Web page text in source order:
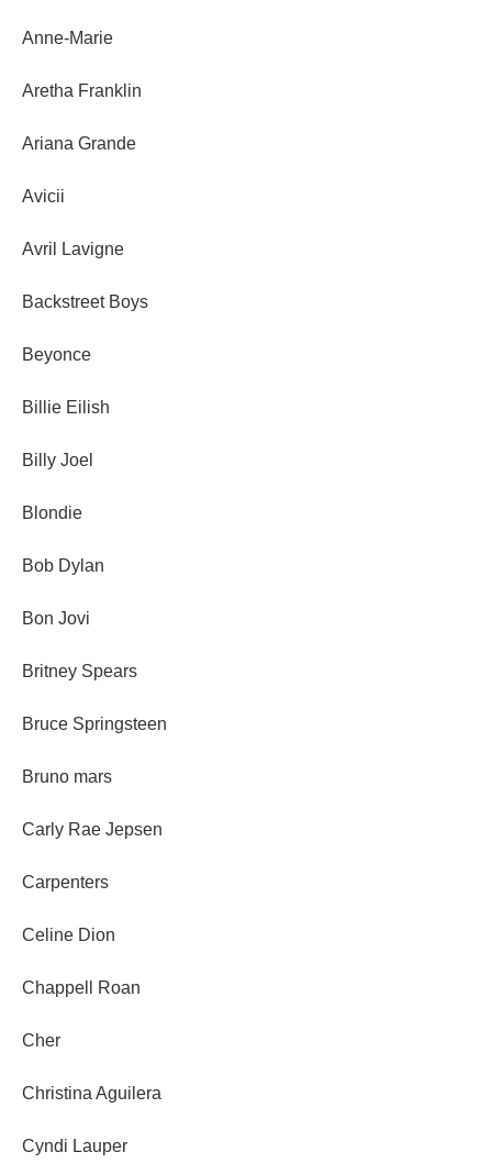
Anne-Marie
Aretha Franklin
Ariana Grande
Avicii
Avril Lavigne
Backstreet Boys
Beyonce
Billie Eilish
Billy Joel
Blondie
Bob Dylan
Bon Jovi
Britney Spears
Bruce Springsteen
Bruno mars
Carly Rae Jepsen
Carpenters
Celine Dion
Chappell Roan
Cher
Christina Aguilera
Cyndi Lauper